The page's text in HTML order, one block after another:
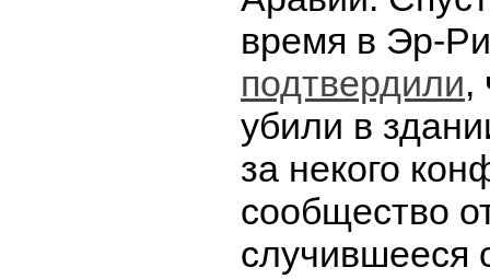
время в Эр-
подтвердили,
убили в
за некого
сообщество
случившееся